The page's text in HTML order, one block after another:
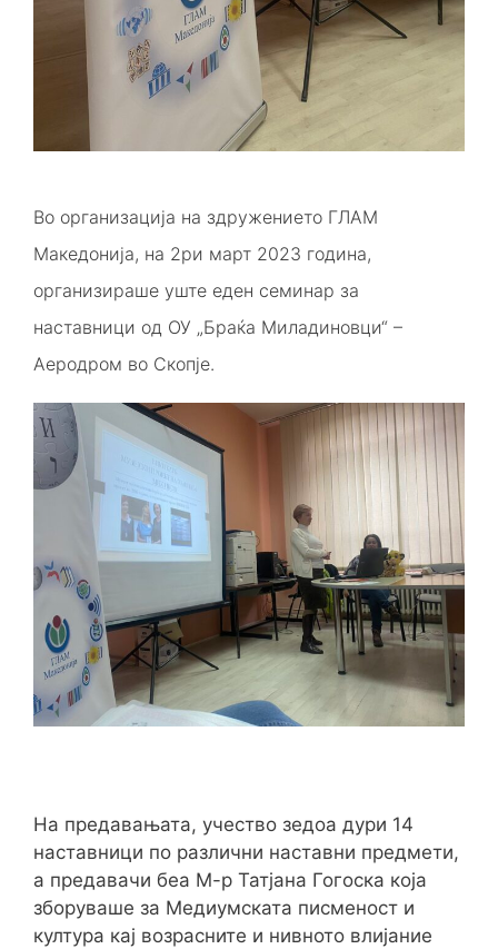
Во организација на здружението ГЛАМ
Македонија, на 2ри март 2023 година,
организираше уште еден семинар за
наставници од ОУ „Браќа Миладиновци“ –
Аеродром во Скопје.
На предавањата, учество зедоа дури 14
наставници по различни наставни предмети,
а предавачи беа М-р Татјана Гогоска која
зборуваше за Медиумската писменост и
култура кај возрасните и нивното влијание